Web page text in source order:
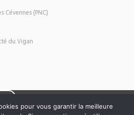
Cévennes (PNC)
du Vigan
pour vous garantir la meilleure